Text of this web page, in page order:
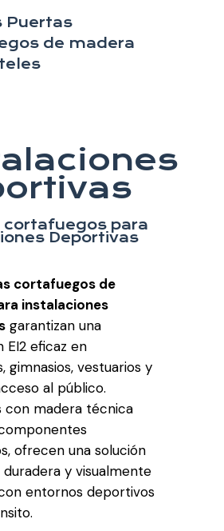
Puertas
de madera
cortafuegos para
Deportivas
cortafuegos de
instalaciones
garantizan una
eficaz en
gimnasios, vestuarios y
al público.
con madera técnica
ofrecen una solución
y visualmente
entornos deportivos